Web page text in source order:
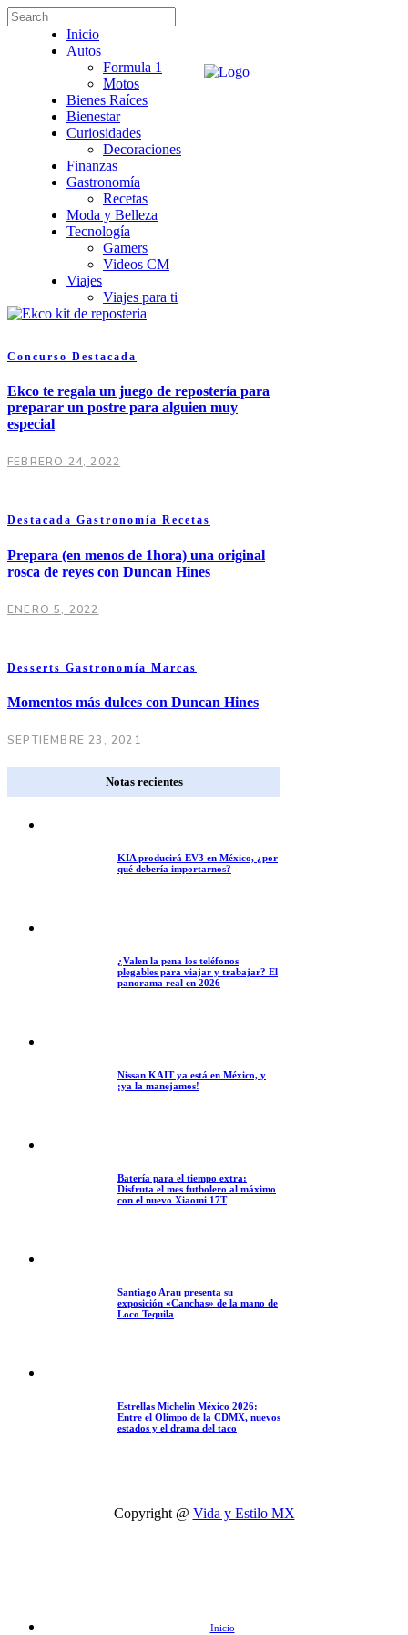
Inicio
Autos
Formula 1
Motos
Bienes Raíces
Bienestar
Curiosidades
Decoraciones
Finanzas
Gastronomía
Recetas
Moda y Belleza
Tecnología
Gamers
Videos CM
Viajes
Viajes para ti
Concurso Destacada
Ekco te regala un juego de repostería para
preparar un postre para alguien muy
especial
FEBRERO 24, 2022
Destacada Gastronomía Recetas
Prepara (en menos de 1hora) una original
rosca de reyes con Duncan Hines
ENERO 5, 2022
Desserts Gastronomía Marcas
Momentos más dulces con Duncan Hines
SEPTIEMBRE 23, 2021
Notas recientes
KIA producirá EV3 en México, ¿por
qué debería importarnos?
¿Valen la pena los teléfonos
plegables para viajar y trabajar? El
panorama real en 2026
Nissan KAIT ya está en México, y
¡ya la manejamos!
Batería para el tiempo extra:
Disfruta el mes futbolero al máximo
con el nuevo Xiaomi 17T
Santiago Arau presenta su
exposición «Canchas» de la mano de
Loco Tequila
Estrellas Michelin México 2026:
Entre el Olimpo de la CDMX, nuevos
estados y el drama del taco
Copyright @ Vida y Estilo MX
Inicio